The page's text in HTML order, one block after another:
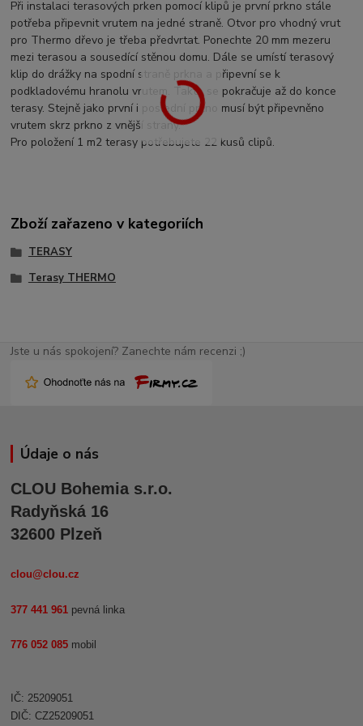
Při instalaci terasových prken pomocí klipů je první prkno stále
potřeba připevnit vrutem na jedné straně. Otvor pro vhodný vrut
pro Thermo dřevo je třeba předvrtat. Ponechte 20 mm mezeru
mezi terasou a sousedící stěnou domu. Dále se umístí terasový
klip do drážky na spodní straně prkna a připevní se k
podkladovému hranolu vrutem. Takto se pokračuje až do konce
terasy. Stejně jako první i poslední prkno musí být připevněno
vrutem skrz prkno z vnější strany.
Pro položení 1 m2 terasy potřebujete 22 kusů clipů.
Zboží zařazeno v kategoriích
TERASY
Terasy THERMO
Jste u nás spokojení? Zanechte nám recenzi ;)
Údaje o nás
CLOU Bohemia s.r.o.
Radyňská 16
32600 Plzeň
clou@clou.cz
377 441 961 pevná linka
776 052 085 mobil
IČ: 25209051
DIČ: CZ25209051